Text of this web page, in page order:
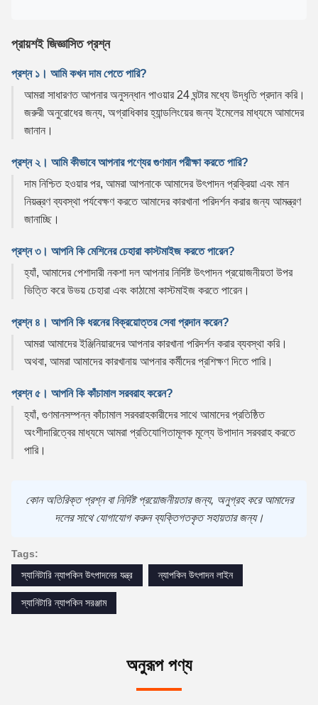
প্রায়শই জিজ্ঞাসিত প্রশ্ন
প্রশ্ন ১। আমি কখন দাম পেতে পারি?
আমরা সাধারণত আপনার অনুসন্ধান পাওয়ার 24 ঘন্টার মধ্যে উদ্ধৃতি প্রদান করি।
জরুরী অনুরোধের জন্য, অগ্রাধিকার হ্যান্ডলিংয়ের জন্য ইমেলের মাধ্যমে আমাদের
জানান।
প্রশ্ন ২। আমি কীভাবে আপনার পণ্যের গুণমান পরীক্ষা করতে পারি?
দাম নিশ্চিত হওয়ার পর, আমরা আপনাকে আমাদের উৎপাদন প্রক্রিয়া এবং মান
নিয়ন্ত্রণ ব্যবস্থা পর্যবেক্ষণ করতে আমাদের কারখানা পরিদর্শন করার জন্য আমন্ত্রণ
জানাচ্ছি।
প্রশ্ন ৩। আপনি কি মেশিনের চেহারা কাস্টমাইজ করতে পারেন?
হ্যাঁ, আমাদের পেশাদারী নকশা দল আপনার নির্দিষ্ট উৎপাদন প্রয়োজনীয়তা উপর
ভিত্তি করে উভয় চেহারা এবং কাঠামো কাস্টমাইজ করতে পারেন।
প্রশ্ন ৪। আপনি কি ধরনের বিক্রয়োত্তর সেবা প্রদান করেন?
আমরা আমাদের ইঞ্জিনিয়ারদের আপনার কারখানা পরিদর্শন করার ব্যবস্থা করি।
অথবা, আমরা আমাদের কারখানায় আপনার কর্মীদের প্রশিক্ষণ দিতে পারি।
প্রশ্ন ৫। আপনি কি কাঁচামাল সরবরাহ করেন?
হ্যাঁ, গুণমানসম্পন্ন কাঁচামাল সরবরাহকারীদের সাথে আমাদের প্রতিষ্ঠিত
অংশীদারিত্বের মাধ্যমে আমরা প্রতিযোগিতামূলক মূল্যে উপাদান সরবরাহ করতে
পারি।
কোন অতিরিক্ত প্রশ্ন বা নির্দিষ্ট প্রয়োজনীয়তার জন্য, অনুগ্রহ করে আমাদের
দলের সাথে যোগাযোগ করুন ব্যক্তিগতকৃত সহায়তার জন্য।
Tags:
স্যানিটারি ন্যাপকিন উৎপাদনের যন্ত্র
ন্যাপকিন উৎপাদন লাইন
স্যানিটারি ন্যাপকিন সরঞ্জাম
অনুরূপ পণ্য